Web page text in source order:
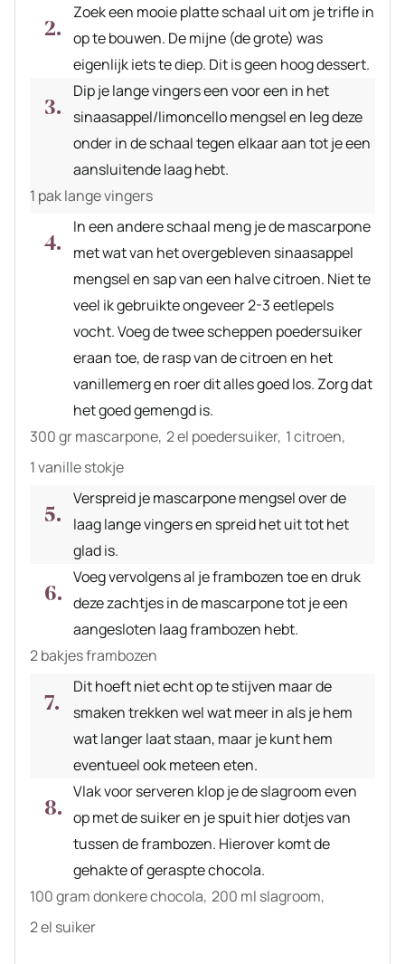
Zoek een mooie platte schaal uit om je trifle in
op te bouwen. De mijne (de grote) was
eigenlijk iets te diep. Dit is geen hoog dessert.
Dip je lange vingers een voor een in het
sinaasappel/limoncello mengsel en leg deze
onder in de schaal tegen elkaar aan tot je een
aansluitende laag hebt.
1 pak lange vingers
In een andere schaal meng je de mascarpone
met wat van het overgebleven sinaasappel
mengsel en sap van een halve citroen. Niet te
veel ik gebruikte ongeveer 2-3 eetlepels
vocht. Voeg de twee scheppen poedersuiker
eraan toe, de rasp van de citroen en het
vanillemerg en roer dit alles goed los. Zorg dat
het goed gemengd is.
300 gr mascarpone, 2 el poedersuiker, 1 citroen,
1 vanille stokje
Verspreid je mascarpone mengsel over de
laag lange vingers en spreid het uit tot het
glad is.
Voeg vervolgens al je frambozen toe en druk
deze zachtjes in de mascarpone tot je een
aangesloten laag frambozen hebt.
2 bakjes frambozen
Dit hoeft niet echt op te stijven maar de
smaken trekken wel wat meer in als je hem
wat langer laat staan, maar je kunt hem
eventueel ook meteen eten.
Vlak voor serveren klop je de slagroom even
op met de suiker en je spuit hier dotjes van
tussen de frambozen. Hierover komt de
gehakte of geraspte chocola.
100 gram donkere chocola, 200 ml slagroom,
2 el suiker